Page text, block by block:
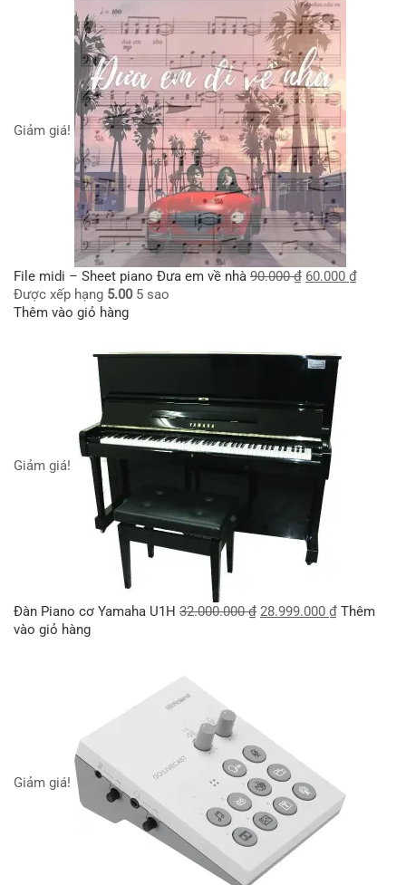
Giảm giá!
File midi – Sheet piano Đưa em về nhà 90.000₫ 60.000 ₫
Được xếp hạng 5.005 sao
Thêm vào giỏ hàng
Giảm giá!
Đàn Piano cơ Yamaha U1H 32.000.000₫ 28.999.000 ₫ Thêm
vào giỏ hàng
Giảm giá!